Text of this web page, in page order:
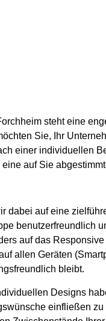
steht eine
Sie, Ihr
einer individuellen
auf Sie
dabei auf eine
benutzerfreundlich
auf das
allen Geräten
bleibt.
Designs
einfließen